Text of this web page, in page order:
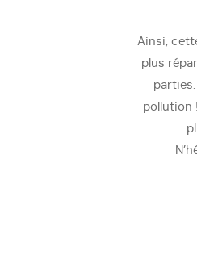
Ainsi,
plus
pollution